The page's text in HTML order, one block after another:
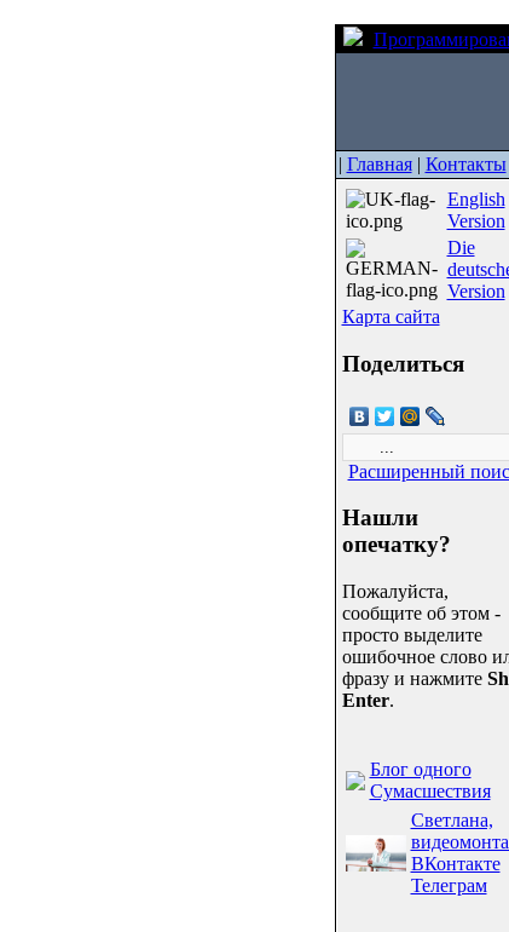
| Главная| Контакты
English
Version
Die
Version
Карта сайта
Поделиться
Расширенный
Нашли
опечатку?
Пожалуйста,
сообщите об этом -
просто выделите
ошибочное слово
фразу и нажмите
Enter.
Блог одного
Сумасшествия
Светлана,
ВКонтакте
Телеграм